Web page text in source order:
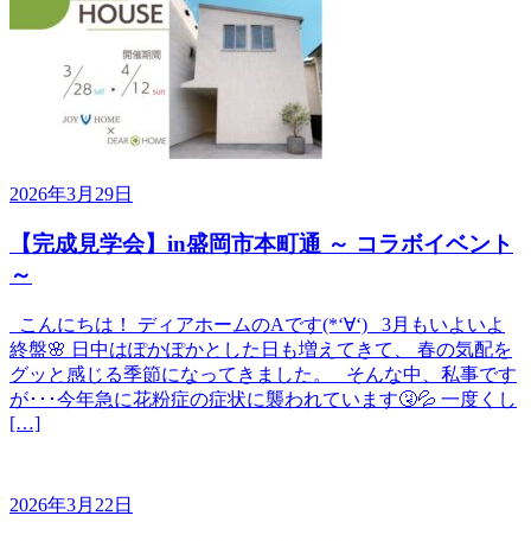
2026年3月29日
【完成見学会】in盛岡市本町通 ～ コラボイベント
～
こんにちは！ ディアホームのAです(*‘∀‘) 3月もいよいよ
終盤🌸 日中はぽかぽかとした日も増えてきて、 春の気配を
グッと感じる季節になってきました。 そんな中、私事です
が･･･今年急に花粉症の症状に襲われています🤧💦 一度くし
[…]
2026年3月22日